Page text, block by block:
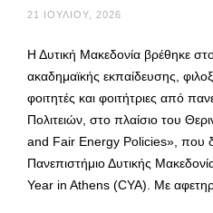
21 ΙΟΥΛΊΟΥ, 2026
Η Δυτική Μακεδονία βρέθηκε
ακαδημαϊκής εκπαίδευσης,
φοιτητές και φοιτήτριες από
Πολιτειών, στο πλαίσιο του
and Fair Energy Policies», που
Πανεπιστήμιο Δυτικής
Year in Athens (CYA). Με